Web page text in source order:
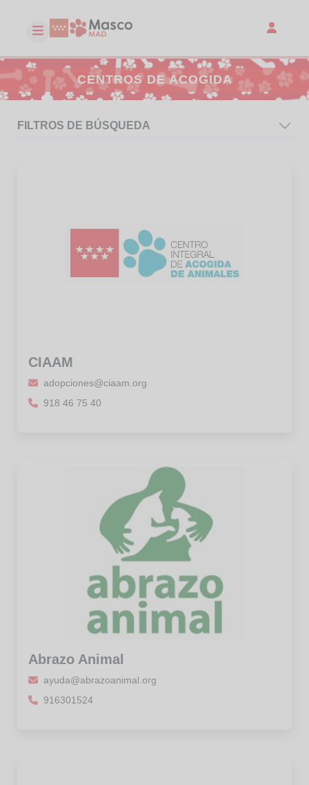
CENTROS DE ACOGIDA
FILTROS DE BÚSQUEDA
CIAAM
adopciones@ciaam.org
918 46 75 40
Abrazo Animal
ayuda@abrazoanimal.org
916301524